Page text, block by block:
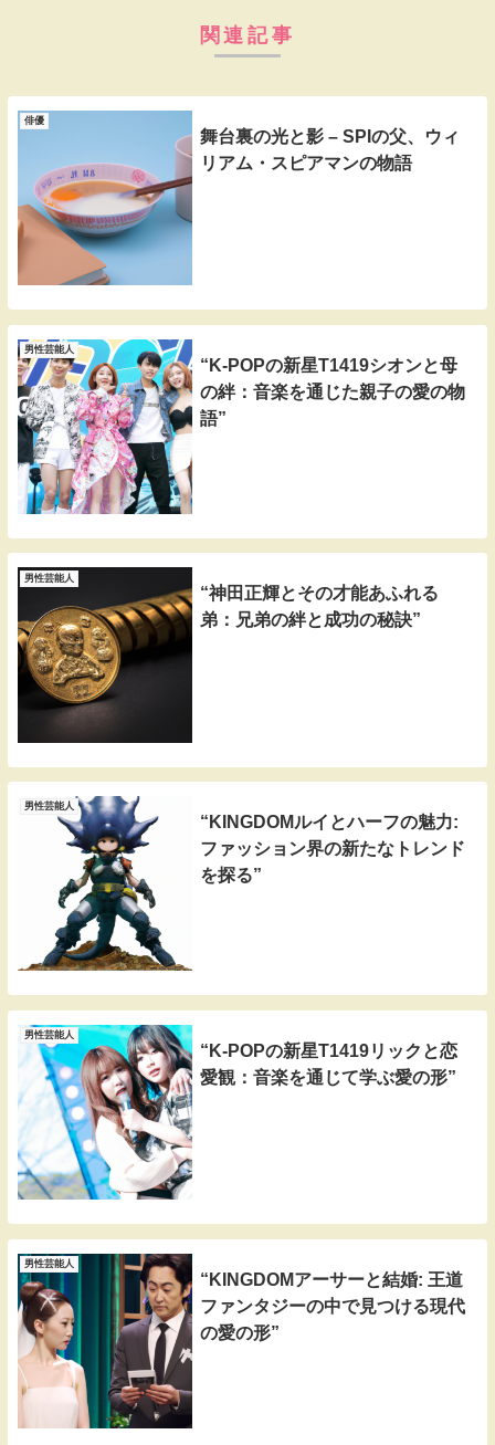
関連記事
俳優
舞台裏の光と影 – SPIの父、ウィ
リアム・スピアマンの物語
男性芸能人
“K-POPの新星T1419シオンと母
の絆：音楽を通じた親子の愛の物
語”
男性芸能人
“神田正輝とその才能あふれる
弟：兄弟の絆と成功の秘訣”
男性芸能人
“KINGDOMルイとハーフの魅力:
ファッション界の新たなトレンド
を探る”
男性芸能人
“K-POPの新星T1419リックと恋
愛観：音楽を通じて学ぶ愛の形”
男性芸能人
“KINGDOMアーサーと結婚: 王道
ファンタジーの中で見つける現代
の愛の形”